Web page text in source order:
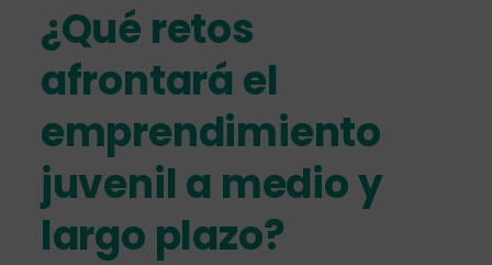
¿Qué retos
afrontará el
emprendimiento
juvenil a medio y
largo plazo?